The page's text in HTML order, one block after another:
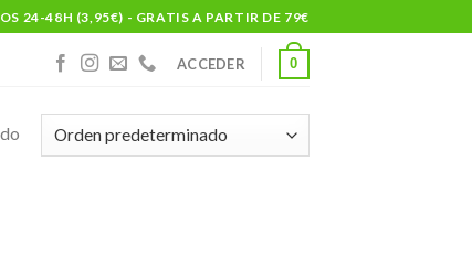
24-48H (3,95€) - GRATIS A PARTIR DE 79€
ACCEDER 0